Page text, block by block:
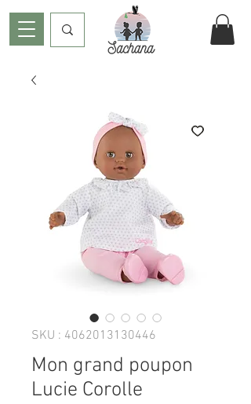
SKU : 4062013130446
Mon grand poupon
Lucie Corolle